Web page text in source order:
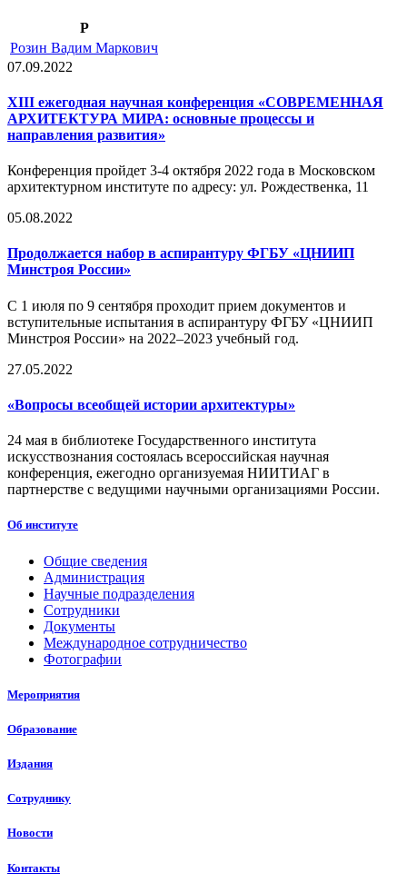
Р
Розин Вадим Маркович
07.09.2022
XIII ежегодная научная конференция «СОВРЕМЕННАЯ
АРХИТЕКТУРА МИРА: основные процессы и
направления развития»
Конференция пройдет 3-4 октября 2022 года в Московском
архитектурном институте по адресу: ул. Рождественка, 11
05.08.2022
Продолжается набор в аспирантуру ФГБУ «ЦНИИП
Минстроя России»
С 1 июля по 9 сентября проходит прием документов и
вступительные испытания в аспирантуру ФГБУ «ЦНИИП
Минстроя России» на 2022–2023 учебный год.
27.05.2022
«Вопросы всеобщей истории архитектуры»
24 мая в библиотеке Государственного института
искусствознания состоялась всероссийская научная
конференция, ежегодно организуемая НИИТИАГ в
партнерстве с ведущими научными организациями России.
Об институте
Общие сведения
Администрация
Научные подразделения
Сотрудники
Документы
Международное сотрудничество
Фотографии
Мероприятия
Образование
Издания
Сотруднику
Новости
Контакты